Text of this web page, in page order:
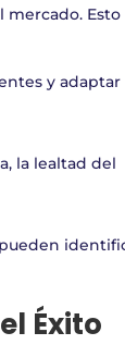
Esto
y adaptar
la lealtad del
Éxito